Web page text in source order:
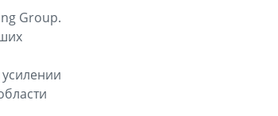
Group.